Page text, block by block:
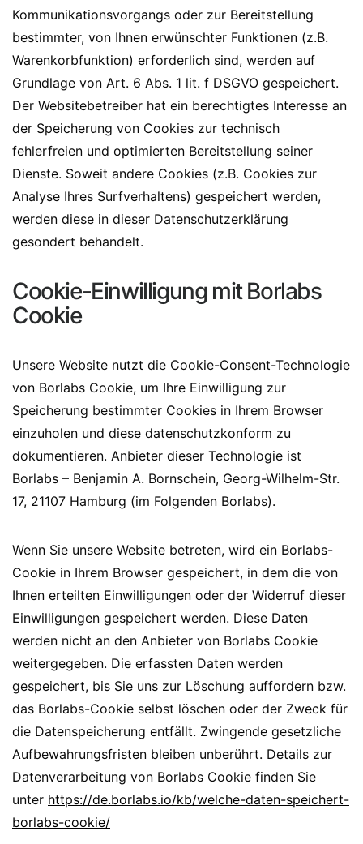
Kommunikationsvorgangs oder zur Bereitstellung
bestimmter, von Ihnen erwünschter Funktionen (z.B.
Warenkorbfunktion) erforderlich sind, werden auf
Grundlage von Art. 6 Abs. 1 lit. f DSGVO gespeichert.
Der Websitebetreiber hat ein berechtigtes Interesse an
der Speicherung von Cookies zur technisch
fehlerfreien und optimierten Bereitstellung seiner
Dienste. Soweit andere Cookies (z.B. Cookies zur
Analyse Ihres Surfverhaltens) gespeichert werden,
werden diese in dieser Datenschutzerklärung
gesondert behandelt.
Cookie-Einwilligung mit Borlabs
Cookie
Unsere Website nutzt die Cookie-Consent-Technologie
von Borlabs Cookie, um Ihre Einwilligung zur
Speicherung bestimmter Cookies in Ihrem Browser
einzuholen und diese datenschutzkonform zu
dokumentieren. Anbieter dieser Technologie ist
Borlabs – Benjamin A. Bornschein, Georg-Wilhelm-Str.
17, 21107 Hamburg (im Folgenden Borlabs).
Wenn Sie unsere Website betreten, wird ein Borlabs-
Cookie in Ihrem Browser gespeichert, in dem die von
Ihnen erteilten Einwilligungen oder der Widerruf dieser
Einwilligungen gespeichert werden. Diese Daten
werden nicht an den Anbieter von Borlabs Cookie
weitergegeben. Die erfassten Daten werden
gespeichert, bis Sie uns zur Löschung auffordern bzw.
das Borlabs-Cookie selbst löschen oder der Zweck für
die Datenspeicherung entfällt. Zwingende gesetzliche
Aufbewahrungsfristen bleiben unberührt. Details zur
Datenverarbeitung von Borlabs Cookie finden Sie
unter https://de.borlabs.io/kb/welche-daten-speichert-
borlabs-cookie/